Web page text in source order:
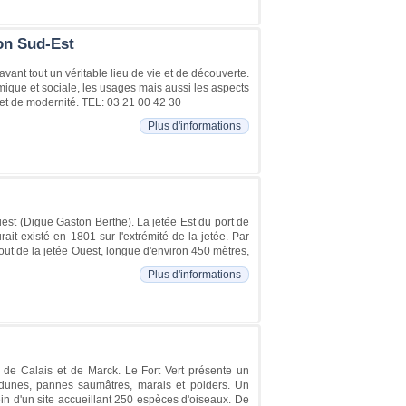
Sud-Est
tout un véritable lieu de vie et de découverte.
et sociale, les usages mais aussi les aspects
de modernité. TEL: 03 21 00 42 30
Plus d'informations
(Digue Gaston Berthe). La jetée Est du port de
existé en 1801 sur l'extrémité de la jetée. Par
de la jetée Ouest, longue d'environ 450 mètres,
Plus d'informations
Calais et de Marck. Le Fort Vert présente un
pannes saumâtres, marais et polders. Un
d'un site accueillant 250 espèces d'oiseaux. De